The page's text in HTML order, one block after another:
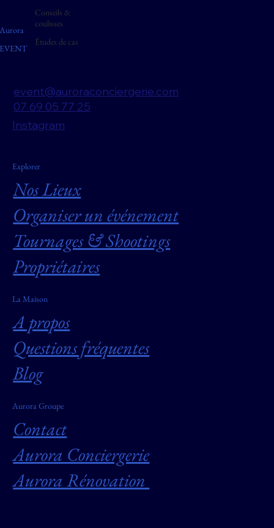
Conseils &
coulisses
Études de cas
Aurora
Instagram
Explorer
Nos Lieux
Organiser un événement
Tournages & Shootings
Propriétaires
Aurora Groupe
Contact
Aurora Conciergerie
Aurora Rénovation
La Maison
A propos
Questions fréquentes
Blog
event@auroraconciergerie.com
07 69 05 77 25